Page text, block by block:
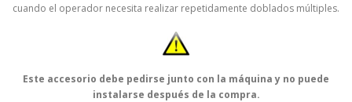
cuando el operador necesita realizar repetidamente doblados múltiples.
Este accesorio debe pedirse junto con la máquina y no puede
instalarse después de la compra.